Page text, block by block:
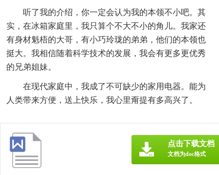
听了我的介绍，你一定会认为我的本领不小吧。其
实，在冰箱家庭里，我只算个不大不小的角儿。我家还
有身材魁梧的大哥，有小巧玲珑的弟弟，他们的本领也
挺大。我相信随着科学技术的发展，我会有更多更优秀
的兄弟姐妹。
在现代家庭中，我成了不可缺少的家用电器。能为
人类带来方便，送上快乐，我心里甭提有多高兴了。
点击下载文档
文档为doc格式